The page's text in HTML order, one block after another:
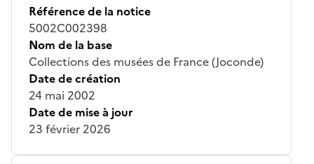
Référence de la notice
5002C002398
Nom de la base
Collections des musées de France (Joconde)
Date de création
24 mai 2002
Date de mise à jour
23 février 2026